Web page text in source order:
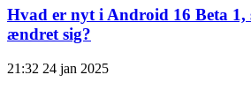
Hvad er nyt i Android 16 Beta 1,
ændret sig?
21:32 24 jan 2025